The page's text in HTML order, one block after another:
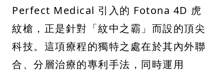
Perfect Medical 引入的 Fotona 4D 虎
紋槍，正是針對「紋中之霸」而設的頂尖
科技。這項療程的獨特之處在於其內外聯
合、分層治療的專利手法，同時運用